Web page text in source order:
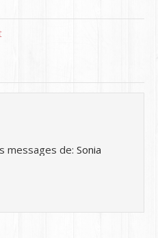
messages de: Sonia